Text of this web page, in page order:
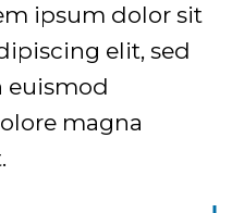
ipsum dolor sit
elit, sed
magna